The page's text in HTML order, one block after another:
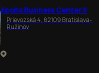
Apollo Business Center II
Prievozská 4, 82109 Bratislava-
Ružinov